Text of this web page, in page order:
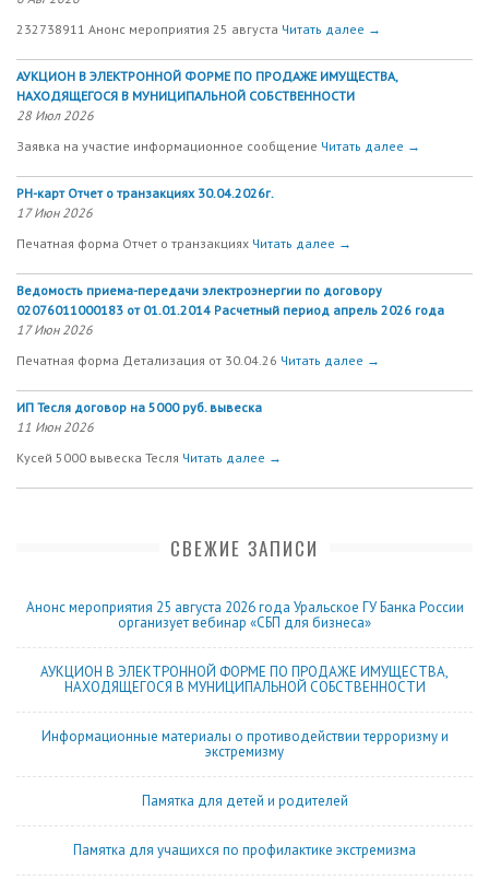
232738911 Анонс мероприятия 25 августа Читать далее →
АУКЦИОН В ЭЛЕКТРОННОЙ ФОРМЕ ПО ПРОДАЖЕ ИМУЩЕСТВА,
НАХОДЯЩЕГОСЯ В МУНИЦИПАЛЬНОЙ СОБСТВЕННОСТИ
28 Июл 2026
Заявка на участие информационное сообщение Читать далее →
РН-карт Отчет о транзакциях 30.04.2026г.
17 Июн 2026
Печатная форма Отчет о транзакциях Читать далее →
Ведомость приема-передачи электроэнергии по договору
02076011000183 от 01.01.2014 Расчетный период апрель 2026 года
17 Июн 2026
Печатная форма Детализация от 30.04.26 Читать далее →
ИП Тесля договор на 5000 руб. вывеска
11 Июн 2026
Кусей 5000 вывеска Тесля Читать далее →
СВЕЖИЕ ЗАПИСИ
Анонс мероприятия 25 августа 2026 года Уральское ГУ Банка России
организует вебинар «СБП для бизнеса»
АУКЦИОН В ЭЛЕКТРОННОЙ ФОРМЕ ПО ПРОДАЖЕ ИМУЩЕСТВА,
НАХОДЯЩЕГОСЯ В МУНИЦИПАЛЬНОЙ СОБСТВЕННОСТИ
Информационные материалы о противодействии терроризму и
экстремизму
Памятка для детей и родителей
Памятка для учащихся по профилактике экстремизма